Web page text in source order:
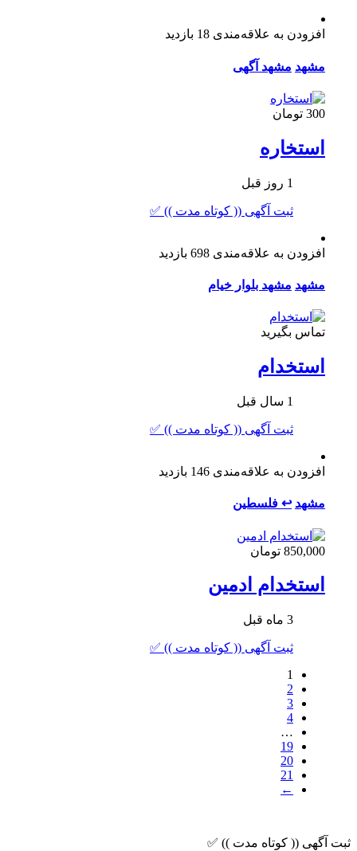
افزودن به علاقه‌مندی 18 بازدید
مشهد مشهد آگهی
300 تومان
استخاره
1 روز قبل
ثبت آگهی (( کوتاه مدت )) ✅
افزودن به علاقه‌مندی 698 بازدید
مشهد مشهد بلوار خیام
تماس بگیرید
استخدام
1 سال قبل
ثبت آگهی (( کوتاه مدت )) ✅
افزودن به علاقه‌مندی 146 بازدید
مشهد ↩ فلسطین
850,000 تومان
استخدام ادمین
3 ماه قبل
ثبت آگهی (( کوتاه مدت )) ✅
1
2
3
4
…
19
20
21
←
ثبت آگهی (( کوتاه مدت )) ✅